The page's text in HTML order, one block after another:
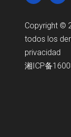
Copyright ©
todos los
privacidad
湘ICP备